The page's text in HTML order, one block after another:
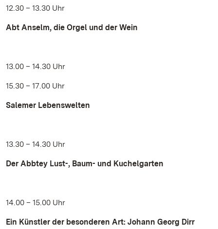
12.30 – 13.30 Uhr
Abt Anselm, die Orgel und der Wein
13.00 – 14.30 Uhr
15.30 – 17.00 Uhr
Salemer Lebenswelten
13.30 – 14.30 Uhr
Der Abbtey Lust-, Baum- und Kuchelgarten
14.00 – 15.00 Uhr
Ein Künstler der besonderen Art: Johann Georg Dirr